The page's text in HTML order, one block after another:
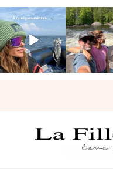
Voir une baleine
en photo, c’est
impressionnant
🐋...
Les
le
version
...